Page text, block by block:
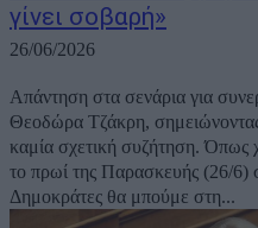
γίνει σοβαρή»
26/06/2026
Απάντηση στα σενάρια για
Θεοδώρα Τζάκρη,
καμία σχετική συζήτηση. Όπως
το πρωί της Παρασκευής (26/6)
Δημοκράτες θα μπούμε στη...